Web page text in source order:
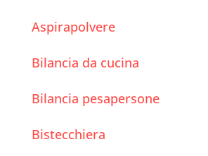
Aspirapolvere
Bilancia da cucina
Bilancia pesapersone
Bistecchiera